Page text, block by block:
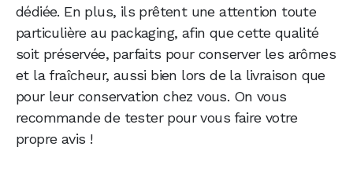
dédiée. En plus, ils prêtent une attention toute
particulière au packaging, afin que cette qualité
soit préservée, parfaits pour conserver les arômes
et la fraîcheur, aussi bien lors de la livraison que
pour leur conservation chez vous. On vous
recommande de tester pour vous faire votre
propre avis !